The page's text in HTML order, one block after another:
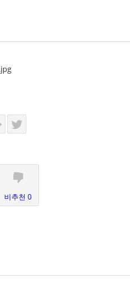
비추천 0